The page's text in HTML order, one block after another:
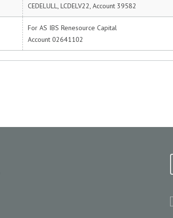
CEDELULL, LCDELV22, Account 39582
For AS IBS Renesource Capital
Account 02641102